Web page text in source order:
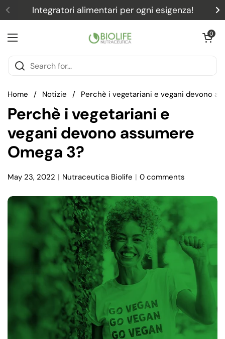
Skip to content
Previous
Integratori alimentari per ogni esigenza!
Open menu
Open cart
0
Home / Notizie / Perchè i vegetariani e vegani devono
Perchè i vegetariani e
vegani devono assumere
Omega 3?
May 23, 2022 Nutraceutica Biolife 0 comments